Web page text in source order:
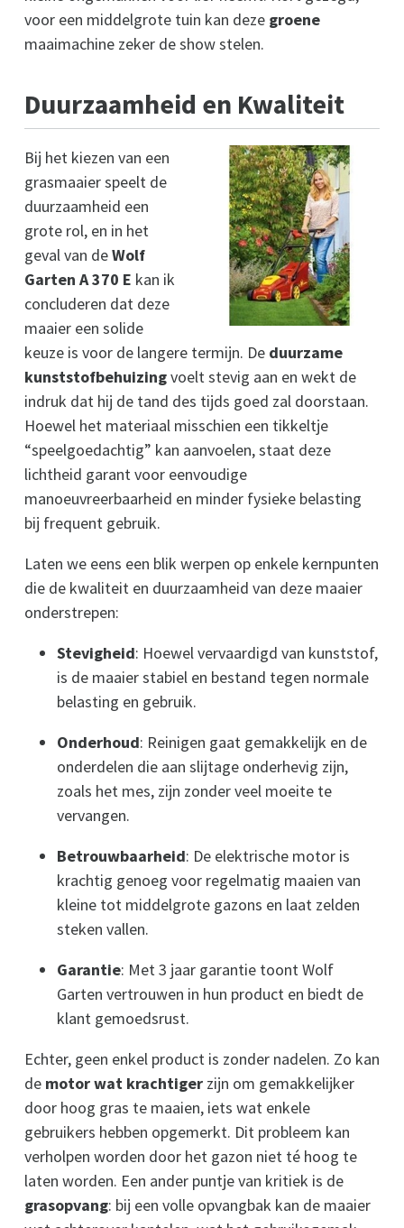
voor een middelgrote tuin kan deze groene
maaimachine zeker de show stelen.
Duurzaamheid en Kwaliteit
Bij het kiezen van een
grasmaaier speelt de
duurzaamheid een
grote rol, en in het
geval van deWolf
Garten A 370 E kan ik
concluderen dat deze
maaier een solide
keuze is voor de langere termijn. De duurzame
kunststofbehuizingvoelt stevig aan en wekt de
indruk dat hij de tand des tijds goed zal doorstaan.
Hoewel het materiaal misschien een tikkeltje
“speelgoedachtig” kan aanvoelen, staat deze
lichtheid garant voor eenvoudige
manoeuvreerbaarheid en minder fysieke belasting
bij frequent gebruik.
Laten we eens een blik werpen op enkele kernpunten
die de kwaliteit en duurzaamheid van deze maaier
onderstrepen:
Stevigheid: Hoewel vervaardigd van kunststof,
is de maaier stabiel en bestand tegen normale
belasting en gebruik.
Onderhoud: Reinigen gaat gemakkelijk en de
onderdelen die aan slijtage onderhevig zijn,
zoals het mes, zijn zonder veel moeite te
vervangen.
Betrouwbaarheid: De elektrische motor is
krachtig genoeg voor regelmatig maaien van
kleine tot middelgrote gazons en laat zelden
steken vallen.
Garantie: Met 3 jaar garantie toont Wolf
Garten vertrouwen in hun product en biedt de
klant gemoedsrust.
Echter, geen enkel product is zonder nadelen. Zo kan
de motor wat krachtiger zijn om gemakkelijker
door hoog gras te maaien, iets wat enkele
gebruikers hebben opgemerkt. Dit probleem kan
verholpen worden door het gazon niet té hoog te
laten worden. Een ander puntje van kritiek is de
grasopvang: bij een volle opvangbak kan de maaier